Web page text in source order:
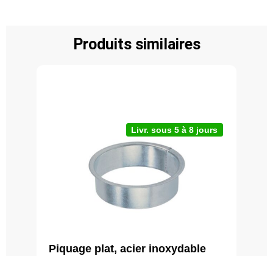
Produits similaires
Livr. sous 5 à 8 jours
Piquage plat, acier inoxydable